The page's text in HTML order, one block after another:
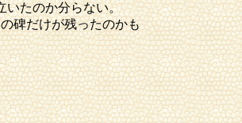
いたのか分らない。
碑だけが残ったのかも